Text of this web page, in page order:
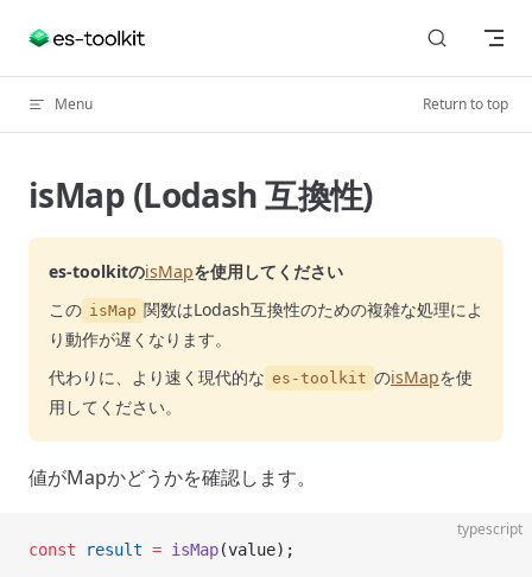
Skip to content
Menu Return to top
isMap (Lodash 互換性)
es-toolkitのisMapを使用してください
この isMap 関数はLodash互換性のための複雑な処理によ
り動作が遅くなります。
代わりに、より速く現代的な es-toolkit のisMapを使
用してください。
値がMapかどうかを確認します。
typescript
const result = isMap(value);